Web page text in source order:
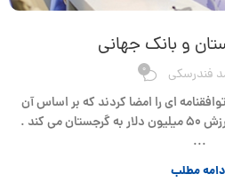
و بانک جهانی
فندرسکی 0
ای را امضا کردند که بر اساس آن
بانک جهانی کمک مالی ای به ارزش ۵۰ میلیون دلار به گرجستان می کند .
...
مطلب